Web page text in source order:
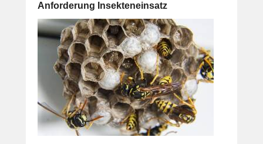
Anforderung Insekteneinsatz